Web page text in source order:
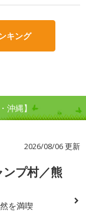
キング
沖縄】
2026/08/06 更新
ンプ村／熊
を満喫